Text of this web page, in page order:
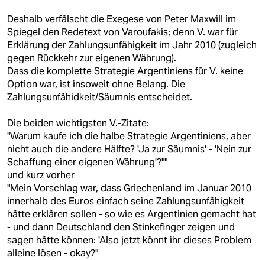
Deshalb verfälscht die Exegese von Peter Maxwill im
Spiegel den Redetext von Varoufakis; denn V. war für
Erklärung der Zahlungsunfähigkeit im Jahr 2010 (zugleich
gegen Rückkehr zur eigenen Währung).
Dass die komplette Strategie Argentiniens für V. keine
Option war, ist insoweit ohne Belang. Die
Zahlungsunfähidkeit/Säumnis entscheidet.
Die beiden wichtigsten V.-Zitate:
"Warum kaufe ich die halbe Strategie Argentiniens, aber
nicht auch die andere Hälfte? 'Ja zur Säumnis' - 'Nein zur
Schaffung einer eigenen Währung'?""
und kurz vorher
"Mein Vorschlag war, dass Griechenland im Januar 2010
innerhalb des Euros einfach seine Zahlungsunfähigkeit
hätte erklären sollen - so wie es Argentinien gemacht hat
- und dann Deutschland den Stinkefinger zeigen und
sagen hätte können: 'Also jetzt könnt ihr dieses Problem
alleine lösen - okay?"